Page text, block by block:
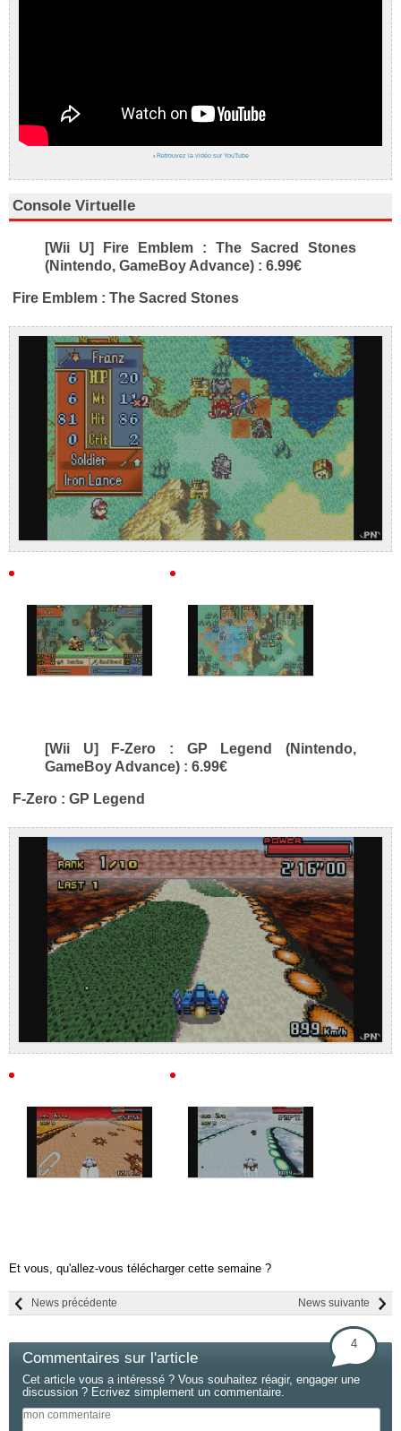
› Retrouvez la vidéo sur YouTube
Console Virtuelle
[Wii U] Fire Emblem : The Sacred Stones
(Nintendo, GameBoy Advance) : 6.99€
Fire Emblem : The Sacred Stones
[Wii U] F-Zero : GP Legend (Nintendo,
GameBoy Advance) : 6.99€
F-Zero : GP Legend
Et vous, qu'allez-vous télécharger cette semaine ?
News suivante
News précédente
Commentaires sur l'article
4
Cet article vous a intéressé ? Vous souhaitez réagir, engager une
discussion ? Ecrivez simplement un commentaire.